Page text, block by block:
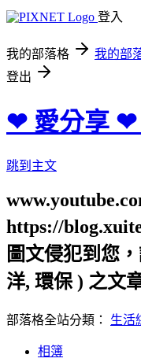
登入
我的部落格 我的部
登出
❤ 愛分享 ❤
跳到主文
https://
圖文侵犯到您
洋, 環保 ) 之文
部落格全站分類： 生活
相簿